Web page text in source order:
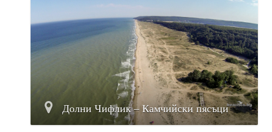
Долни Чифлик – Камчийски пясъци